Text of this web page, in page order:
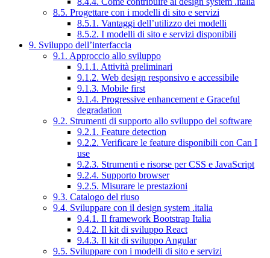
8.5. Progettare con i modelli di sito e servizi
8.5.1. Vantaggi dell’utilizzo dei modelli
8.5.2. I modelli di sito e servizi disponibili
9. Sviluppo dell’interfaccia
9.1. Approccio allo sviluppo
9.1.1. Attività preliminari
9.1.2. Web design responsivo e accessibile
9.1.3. Mobile first
9.1.4. Progressive enhancement e Graceful
degradation
9.2. Strumenti di supporto allo sviluppo del software
9.2.1. Feature detection
9.2.2. Verificare le feature disponibili con Can I
use
9.2.3. Strumenti e risorse per CSS e JavaScript
9.2.4. Supporto browser
9.2.5. Misurare le prestazioni
9.3. Catalogo del riuso
9.4. Sviluppare con il design system .italia
9.4.1. Il framework Bootstrap Italia
9.4.2. Il kit di sviluppo React
9.4.3. Il kit di sviluppo Angular
9.5. Sviluppare con i modelli di sito e servizi